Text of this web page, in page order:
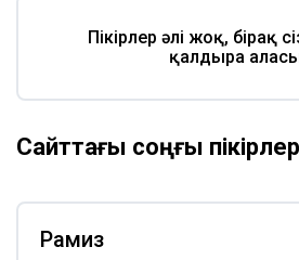
Пікірлер әлі жоқ, бірақ
қалдыра
Сайттағы соңғы пікірлер
Рамиз